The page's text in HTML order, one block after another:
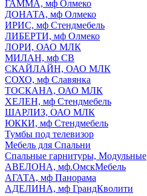
ГАММА, мф Олмеко
ДОНАТА, мф Олмеко
ИРИС, мф Стендмебель
ЛИБЕРТИ, мф Олмеко
ЛОРИ, ОАО МЛК
МИЛАН, мф СВ
СКАЙЛАЙН, ОАО МЛК
СОХО, мф Славянка
ТОСКАНА, ОАО МЛК
ХЕЛЕН, мф Стендмебель
ШАРЛИЗ, ОАО МЛК
ЮККИ, мф Стендмебель
Тумбы под телевизор
Мебель для Спальни
Спальные гарнитуры, Модульные
АВЕЛОНА, мф.ОмскМебель
АГАТА, мф Панорама
АДЕЛИНА, мф ГрандКволити